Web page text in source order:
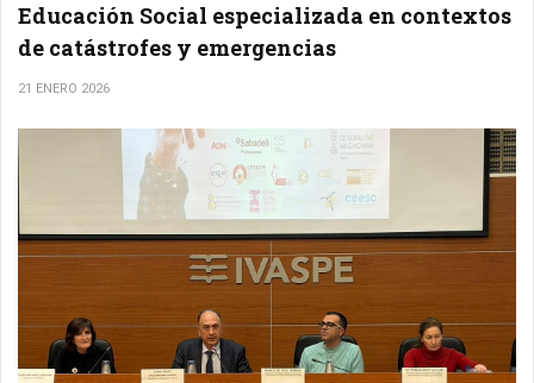
Educación Social especializada en contextos
de catástrofes y emergencias
21 ENERO 2026